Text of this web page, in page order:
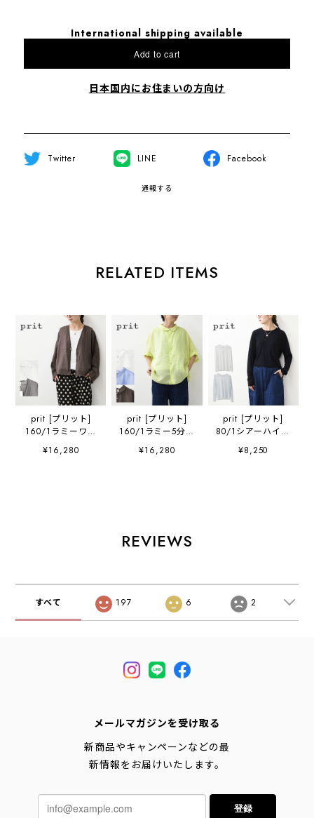
International shipping available
Add to cart
日本国内にお住まいの方向け
Twitter LINE Facebook
通報する
RELATED ITEMS
prit [プリット]
160/1ラミーワン
ボタンカーディガ
ン [P82629] ・ラ
¥16,280
prit [プリット]
160/1ラミー5分袖
レギュラーカラー
ビッグシャツ
ツ・シアートップ
ス・LADY'S
¥16,280
prit [プリット]
80/1シアーハイツ
イストフライスク
ルーネック
¥8,250
REVIEWS
すべて 197 6 2
メールマガジンを受け取る
新商品やキャンペーンなどの最
新情報をお届けいたします。
登録